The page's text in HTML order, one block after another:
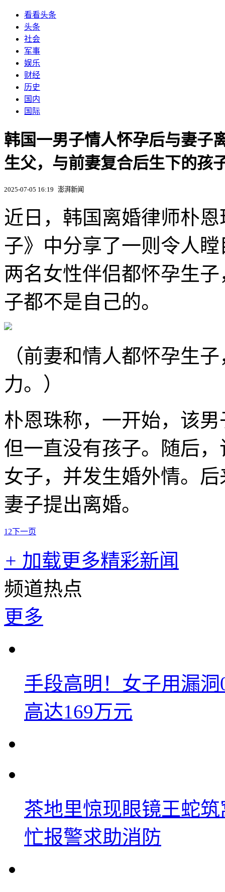
看看头条
头条
社会
军事
娱乐
财经
历史
国内
国际
韩国一男子情人怀孕后与妻子
生父，与前妻复合后生下的孩
2025-07-05 16:19 澎湃新闻
近日，韩国离婚律师朴
子》中分享了一则令人
两名女性伴侣都怀孕生
子都不是自己的。
（前妻和情人都怀孕生
力。）
朴恩珠称，一开始，该
但一直没有孩子。随后
女子，并发生婚外情。
妻子提出离婚。
1 2下一页
+ 加载更多精彩新闻
频道热点
更多
手段高明！女子用漏
高达169万元
茶地里惊现眼镜王蛇
忙报警求助消防